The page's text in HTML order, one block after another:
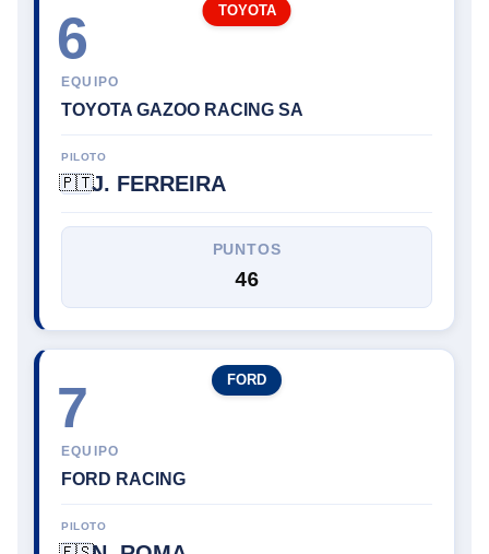
6
EQUIPO
TOYOTA GAZOO RACING SA
TOYOTA
PILOTO
🇵🇹J. FERREIRA
PUNTOS
46
7
EQUIPO
FORD RACING
FORD
PILOTO